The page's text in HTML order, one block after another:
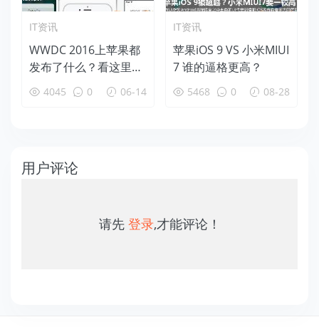
IT资讯
WWDC 2016上苹果都
发布了什么？看这里一
览无余4045 0 06-14
IT资讯
苹果iOS 9 VS 小米MIUI
7 谁的逼格更高？
5468 0 08-28
用户评论
请先 登录,才能评论！